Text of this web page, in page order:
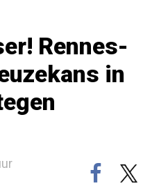
Rennes-
in